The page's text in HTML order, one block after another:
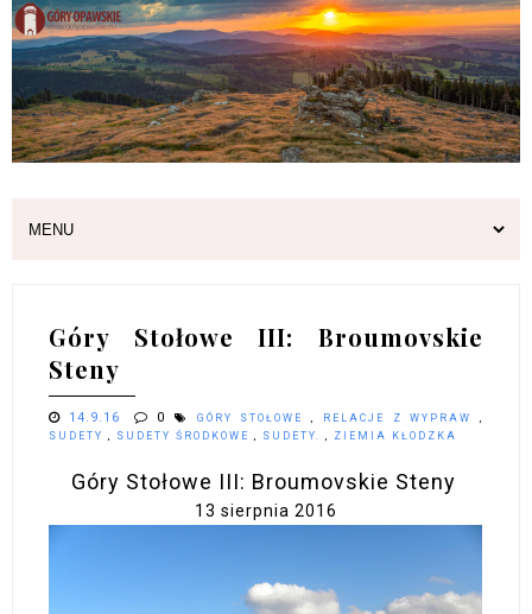
Góry Stołowe III: Broumovskie
Steny
14.9.16 0 GÓRY STOŁOWE RELACJE Z WYPRAW
SUDETY
SUDETY ŚRODKOWE SUDETY. ZIEMIA KŁODZKA
Góry Stołowe III: Broumovskie Steny
13 sierpnia 2016